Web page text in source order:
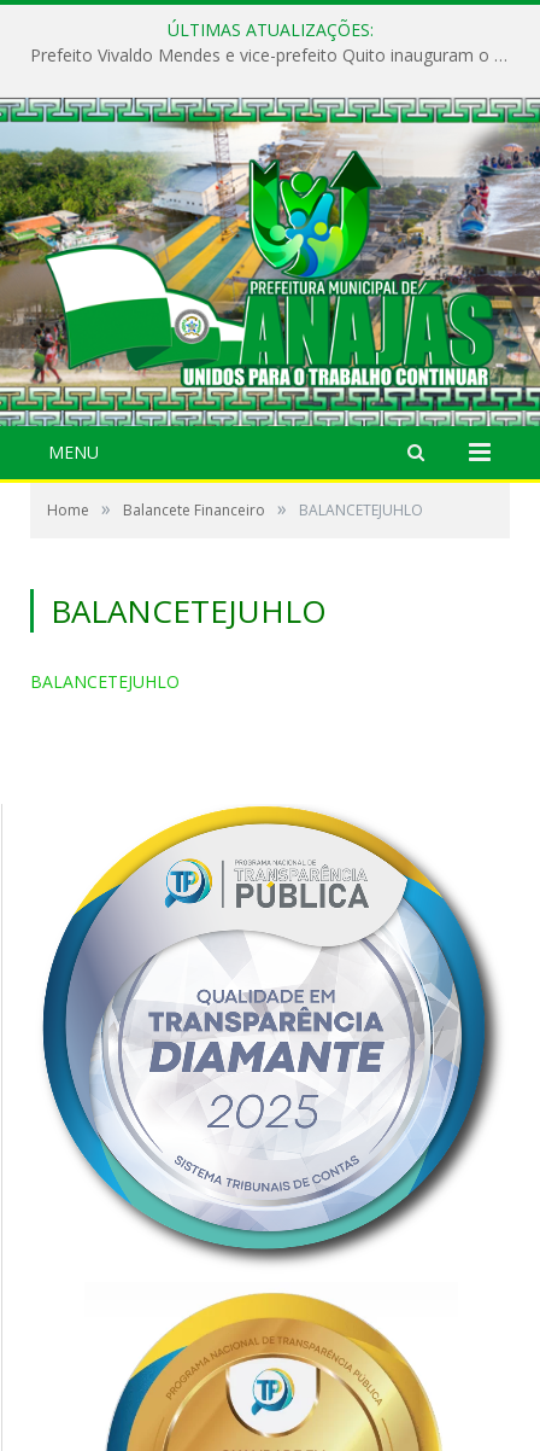
ÚLTIMAS ATUALIZAÇÕES:
Prefeito Vivaldo Mendes e vice-prefeito Quito inauguram o CAPS e fortalecem a saúde pública em Anajás.
MENU
Home » Balancete Financeiro » BALANCETEJUHLO
BALANCETEJUHLO
BALANCETEJUHLO